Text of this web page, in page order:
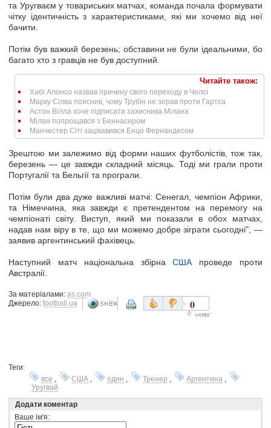
та Уругваєм у товариських матчах, команда почала формувати
чітку ідентичність з характеристиками, які ми хочемо від неї
бачити.
Потім був важкий березень; обставини не були ідеальними, бо
багато хто з гравців не був доступний.
Читайте також:
Хабі Алонсо назвав причину свого переходу в Челсі
Марку Сілва пояснив, чому Трубін не зіграв проти Гартса
Астон Вілла хоче підписати захисника Мілана
Мілан попрощався з Беннасером
Манчестер Сіті зацікавився Енцо Фернандесом
Зрештою ми залежимо від форми наших футболістів, тож так,
березень — це завжди складний місяць. Тоді ми грали проти
Португалії та Бельгії та програли.
Потім були два дуже важливі матчі: Сенегал, чемпіон Африки,
та Німеччина, яка завжди є претендентом на перемогу на
чемпіонаті світу. Виступ, який ми показали в обох матчах,
надав нам віру в те, що ми можемо добре зіграти сьогодні", —
заявив аргентинський фахівець.
Наступний матч національна збірнаСША проведе проти
Австралії.
За матеріалами: as.com
Джерело: football.ua 0
0
Теги:
все , США , один , Тренер , Аргентина ,
Уругвай
Додати коментар
Ваше ім'я: